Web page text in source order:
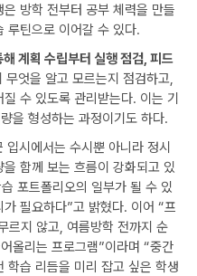
방학 전부터 공부 체력을 만들
루틴으로 이어갈 수 있다.
계획 수립부터 실행 점검, 피드
무엇을 알고 모르는지 점검하고,
수 있도록 관리받는다. 이는 기
을 형성하는 과정이기도 하다.
시에서는 수시뿐 아니라 정시
함께 보는 흐름이 강화되고 있
포트폴리오의 일부가 될 수 있
필요하다”고 밝혔다. 이어 “프
르지 않고, 여름방학 전까지 순
올리는 프로그램”이라며 “중간
학습 리듬을 미리 잡고 싶은 학생